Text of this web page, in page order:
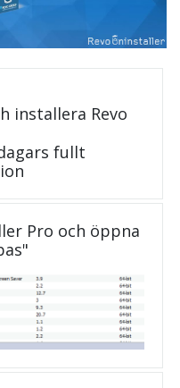
installera Revo
fullt
Pro och öppna